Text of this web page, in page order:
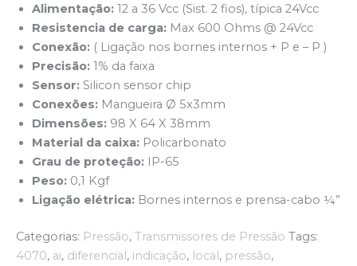
Alimentação: 12 a 36 Vcc (Sist. 2 fios), típica 24Vcc
Resistencia de carga: Max 600 Ohms @ 24Vcc
Conexão: ( Ligação nos bornes internos + P e – P )
Precisão: 1% da faixa
Sensor: Silicon sensor chip
Conexões: Mangueira Ø 5x3mm
Dimensões: 98 X 64 X 38mm
Material da caixa: Policarbonato
Grau de proteção: IP-65
Peso: 0,1 Kgf
Ligação elétrica: Bornes internos e prensa-cabo ¼”
Categorias: Pressão, Transmissores de Pressão Tags:
4070, ai, diferencial, indicação, local, pressão,